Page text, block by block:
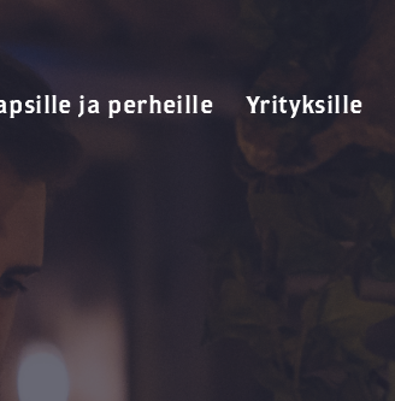
ja perheille Yrityksille